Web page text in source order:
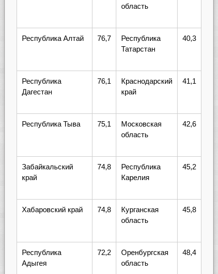
область
Республика Алтай 76,7
Республика
Татарстан
40,3
Республика
Дагестан
76,1
Краснодарский
край
41,1
Республика Тыва 75,1
Московская
область
42,6
Забайкальский
край
74,8
Республика
Карелия
45,2
Хабаровский край 74,8
Курганская
область
45,8
Республика
Адыгея
72,2
Оренбургская
область
48,4